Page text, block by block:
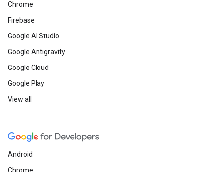
Chrome
Firebase
Google AI Studio
Google Antigravity
Google Cloud
Google Play
View all
Android
Chrome